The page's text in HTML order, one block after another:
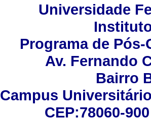
Universidade
Programa de
Av. Fernando
Bairro
Campus
CEP:78060-